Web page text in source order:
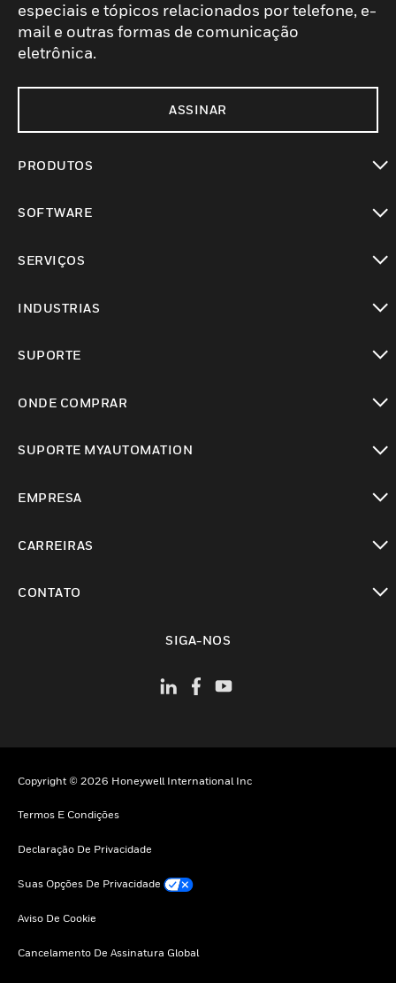
especiais e tópicos relacionados por telefone, e-
mail e outras formas de comunicação
eletrônica.
ASSINAR
PRODUTOS
SOFTWARE
SERVIÇOS
INDUSTRIAS
SUPORTE
ONDE COMPRAR
SUPORTE MYAUTOMATION
EMPRESA
CARREIRAS
CONTATO
SIGA-NOS
Copyright © 2026 Honeywell International Inc
Termos E Condições
Declaração De Privacidade
Suas Opções De Privacidade
Aviso De Cookie
Cancelamento De Assinatura Global